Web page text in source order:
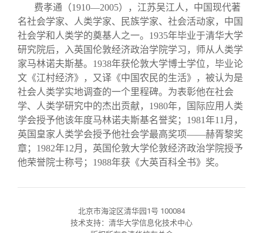
费孝通（1910—2005），江苏吴江人，中国现代著
名社会学家、人类学家、民族学家、社会活动家，中国
社会学和人类学的奠基人之一。1935年毕业于清华大学
研究院后，入英国伦敦经济政治学院学习，师从人类学
家马林诺夫斯基。1938年获伦敦大学博士学位，毕业论
文《江村经济》，又译《中国农民的生活》，被认为是
社会人类学实地调查的一个里程碑。为表彰他在社会
学、人类学研究中的杰出贡献，1980年，国际应用人类
学会授予他该年度马林诺夫斯基名誉奖；1981年11月，
英国皇家人类学会授予他社会学最高奖项——赫胥黎奖
章；1982年12月，英国伦敦大学伦敦经济政治学院授予
他荣誉院士称号；1988年获《大英百科全书》奖。
北京市海淀区清华园1号 100084
技术支持：清华大学信息化技术中心